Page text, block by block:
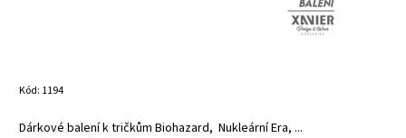
Kód: 1194
Dárkové balení k tričkům Biohazard, Nukleární Era, ...